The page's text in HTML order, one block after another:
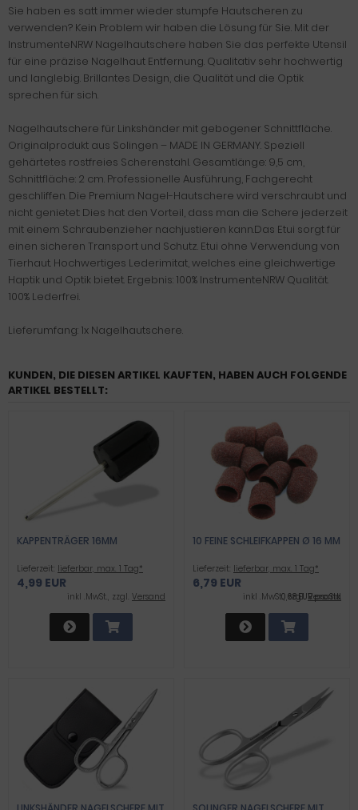
Sie haben es satt immer wieder stumpfe Hautscheren zu
verwenden? Kein Problem wir haben die Lösung für Sie. Mit der
InstrumenteNRW Nagelhautschere haben Sie das perfekte Utensil
für eine präzise Nagelhaut Entfernung. Qualitativ sehr hochwertig
und langlebig. Brillantes Design, die Qualität und die Optik
sprechen für sich.
Nagelhautschere für Linkshänder mit gebogener Schnittfläche.
Originalprodukt aus Solingen – MADE IN GERMANY. Speziell
gehärtetes rostfreies Scherenstahl. Gesamtlänge: 9,5 cm,
Schnittfläche: 2 cm. Professionelle Ausführung, Fachgerecht
geschliffen. Die Premium Nagel-Hautschere wird verschraubt und
nicht genietet: Dies hat den Vorteil, dass man die Schere jederzeit
mit einem Schraubenzieher nachjustieren kann.Das Etui sorgt für
einen sicheren Transport und Schutz. Etui ohne Verwendung von
Tierhaut. Hochwertiges Lederimitat, welches eine gleichwertige
Haptik und Optik bietet. Ergebnis: 100% InstrumenteNRW Qualität.
100% Lederfrei.
Lieferumfang: 1x Nagelhautschere.
KUNDEN, DIE DIESEN ARTIKEL KAUFTEN, HABEN AUCH FOLGENDE
ARTIKEL BESTELLT:
KAPPENTRÄGER 16MM
Lieferzeit: lieferbar, max. 1 Tag*
4,99 EUR
inkl .MwSt., zzgl. Versand
10 FEINE SCHLEIFKAPPEN Ø 16 MM
Lieferzeit: lieferbar, max. 1 Tag*
6,79 EUR
0,68 EUR pro Stk.
inkl .MwSt., zzgl.Versand